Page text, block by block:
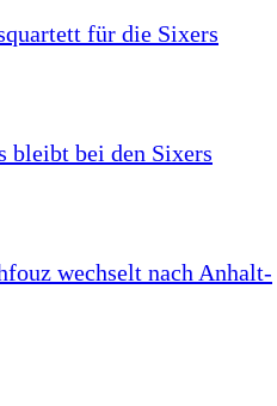
für die Sixers
bleibt bei den Sixers
wechselt nach Anhalt-